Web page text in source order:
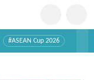
#ASEAN Cup 2026